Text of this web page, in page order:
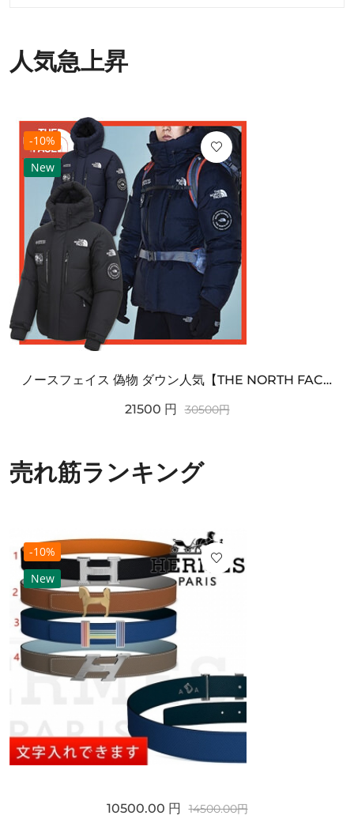
人気急上昇
-10%
New
ノースフェイス 偽物 ダウン人気【THE NORTH FACE】M'S 7 SUMMIT HIM...
21500 円 30500円
売れ筋ランキング
-10%
New
10500.00 円 14500.00円